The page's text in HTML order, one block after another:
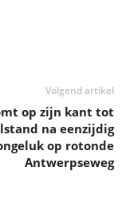
Volgend artikel
op zijn kant tot
na eenzijdig
op rotonde
Antwerpseweg